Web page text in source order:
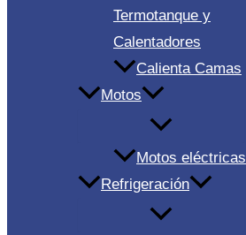
Termotanque y
Calentadores
Calienta Camas
Motos
Motos eléctricas
Refrigeración